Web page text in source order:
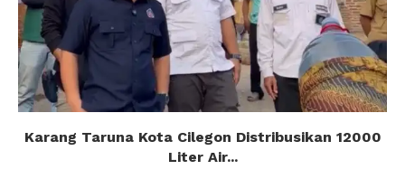
Karang Taruna Kota Cilegon Distribusikan 12000
Liter Air...